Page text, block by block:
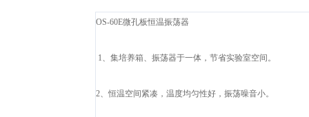
OS-60E微孔板恒温振荡器
1、集培养箱、振荡器于一体，节省实验室空间。
2、恒温空间紧凑，温度均匀性好，振荡噪音小。